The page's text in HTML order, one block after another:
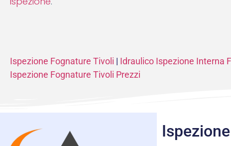
Ispezione Fognature Tivoli | Idraulico Ispezione Interna
Ispezione Fognature Tivoli Prezzi